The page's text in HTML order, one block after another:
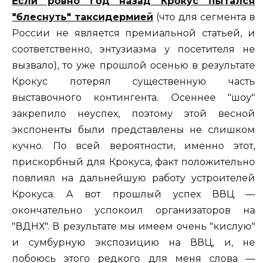
"блеснуть" таксидермией (что для сегмента в
России не является премиальной статьей, и
соответственно, энтузиазма у посетителя не
вызвало), то уже прошлой осенью в результате
Крокус потерял существенную часть
выставочного контингента. Осеннее "шоу"
закрепило неуспех, поэтому этой весной
экспоненты были представлены не слишком
кучно. По всей вероятности, именно этот,
прискорбный для Крокуса, факт положительно
повлиял на дальнейшую работу устроителей
Крокуса. А вот прошлый успех ВВЦ —
окончательно успокоил организаторов на
"ВДНХ". В результате мы имеем очень "кислую"
и сумбурную экспозицию на ВВЦ, и, не
побоюсь этого редкого для меня слова —